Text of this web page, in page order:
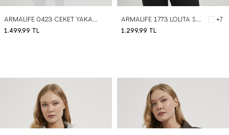
ARMALIFE 0423 CEKET YAKA KUŞAKLI UZUN KAŞE KADIN KABAN
1.499,99 TL
ARMALIFE 1773 LOLİTA SUNİ KÜRK KADIN KABAN
+7
1.299,99 TL